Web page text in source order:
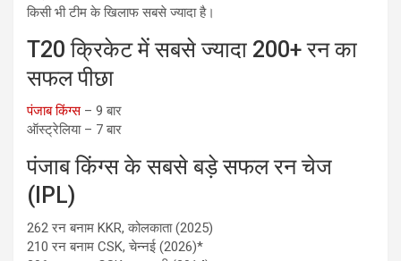
किसी भी टीम के खिलाफ सबसे ज्यादा है।
T20 क्रिकेट में सबसे ज्यादा 200+ रन का
सफल पीछा
पंजाब किंग्स– 9 बार
ऑस्ट्रेलिया – 7 बार
पंजाब किंग्स के सबसे बड़े सफल रन चेज
(IPL)
262 रन बनाम KKR, कोलकाता (2025)
210 रन बनाम CSK, चेन्नई (2026)*